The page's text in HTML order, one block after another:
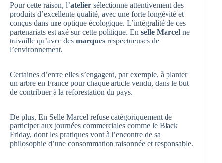
Pour cette raison, l’atelier sélectionne attentivement des
produits d’excellente qualité, avec une forte longévité et
conçus dans une optique écologique. L’intégralité de ces
partenariats est axé sur cette politique. En selle Marcel ne
travaille qu’avec des marques respectueuses de
l’environnement.
Certaines d’entre elles s’engagent, par exemple, à planter
un arbre en France pour chaque article vendu, dans le but
de contribuer à la reforestation du pays.
De plus, En Selle Marcel refuse catégoriquement de
participer aux journées commerciales comme le Black
Friday, dont les pratiques vont à l’encontre de sa
philosophie d’une consommation raisonnée et responsable.